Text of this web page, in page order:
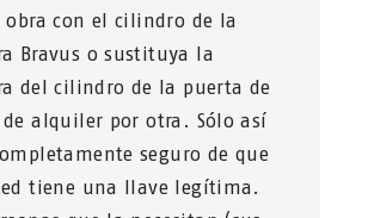
obra con el cilindro de la
Bravus o sustituya la
del cilindro de la puerta de
alquiler por otra. Sólo así
seguro de que
tiene una llave legítima.